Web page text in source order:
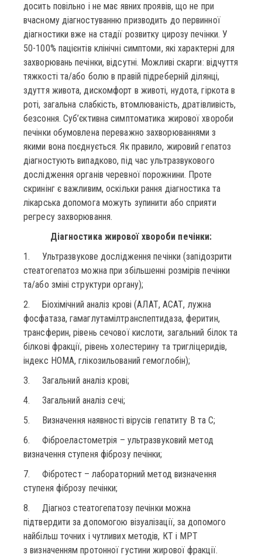
досить повільно і не має явних проявів, що не при
вчасному діагностуванню призводить до первинної
діагностики вже на стадії розвитку цирозу печінки. У
50-100% пацієнтів клінічні симптоми, які характерні для
захворювань печінки, відсутні. Можливі скарги: відчуття
тяжкості та/або болю в правій підреберній ділянці,
здуття живота, дискомфорт в животі, нудота, гіркота в
роті, загальна слабкість, втомлюваність, дратівливість,
безсоння. Суб’єктивна симптоматика жирової хвороби
печінки обумовлена переважно захворюваннями з
якими вона поєднується. Як правило, жировий гепатоз
діагностують випадково, під час ультразвукового
дослідження органів черевної порожнини. Проте
скринінг є важливим, оскільки рання діагностика та
лікарська допомога можуть зупинити або сприяти
регресу захворювання.
Діагностика жирової хвороби печінки:
1. Ультразвукове дослідження печінки (запідозрити
стеатогепатоз можна при збільшенні розмірів печінки
та/або зміні структури органу);
2. Біохімічний аналіз крові (АЛАТ, АСАТ, лужна
фосфатаза, гамаглутамілтранспептидаза, феритин,
трансферин, рівень сечової кислоти, загальний білок та
білкові фракції, рівень холестерину та тригліцеридів,
індекс НОМА, глікозильований гемоглобін);
3. Загальний аналіз крові;
4. Загальний аналіз сечі;
5. Визначення наявності вірусів гепатиту В та С;
6. Фіброеластометрія – ультразвуковий метод
визначення ступеня фіброзу печінки;
7. Фібротест – лабораторний метод визначення
ступеня фіброзу печінки;
8. Діагноз стеатогепатозу печінки можна
підтвердити за допомогою візуалізації, за допомого
найбільш точних і чутливих методів, КТ і МРТ
з визначенням протонної густини жирової фракції.